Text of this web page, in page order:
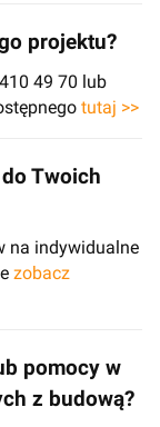
projektu?
49 70 lub
tutaj >>
Twoich
na indywidualne
zobacz
pomocy w
z budową?